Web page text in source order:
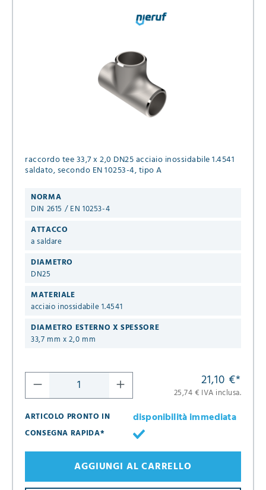
raccordo tee 33,7 x 2,0 DN25 acciaio inossidabile 1.4541
saldato, secondo EN 10253-4, tipo A
NORMA
DIN 2615 / EN 10253-4
ATTACCO
a saldare
DIAMETRO
DN25
MATERIALE
acciaio inossidabile 1.4541
DIAMETRO ESTERNO X SPESSORE
33,7 mm x 2,0 mm
21,10 €*
25,74 € IVA inclusa.
ARTICOLO PRONTO IN
disponibilità immediata
CONSEGNA RAPIDA*
AGGIUNGI AL CARRELLO